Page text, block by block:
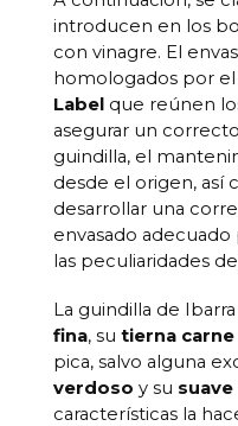
introducen en los
con vinagre. El
homologados por el
Label que reúnen
asegurar un
guindilla, el
desde el origen, así
desarrollar una
envasado
las peculiaridades
La guindilla de
fina, su tierna carne
pica, salvo alguna
verdoso y su
características la